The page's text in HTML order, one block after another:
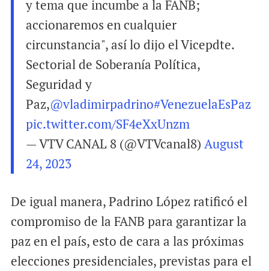
y tema que incumbe a la FANB;
accionaremos en cualquier
circunstancia", así lo dijo el Vicepdte.
Sectorial de Soberanía Política,
Seguridad y
Paz,@vladimirpadrino#VenezuelaEsPaz
pic.twitter.com/SF4eXxUnzm
— VTV CANAL 8 (@VTVcanal8) August
24, 2023
De igual manera, Padrino López ratificó el
compromiso de la FANB para garantizar la
paz en el país, esto de cara a las próximas
elecciones presidenciales, previstas para el